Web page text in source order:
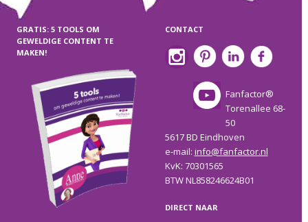
GRATIS: 5 TOOLS OM
GEWELDIGE CONTENT TE
MAKEN!
CONTACT
Fanfactor®
Torenallee 68-
50
5617 BD Eindhoven
e-mail: info@fanfactor.nl
KvK: 70301565
BTW NL858246624B01
DIRECT NAAR